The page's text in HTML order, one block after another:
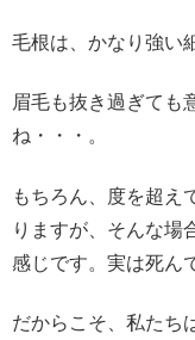
毛根は、かなり強い
眉毛も抜き過ぎても
ね・・・。
もちろん、度を超え
りますが、そんな場
感じです。実は死ん
だからこそ、私たち